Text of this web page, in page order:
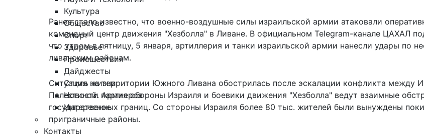
Культура
Общество
Спорт
Здоровье
Происшествия
Дайджесты
Стиль жизни
Новости партнеров
Интересное
Контакты
Ранее стало известно, что военно-воздушные силы израильской армии атаковали
командный центр движения "Хезболла" в Ливане. В официальном Telegram-канале ЦАХАЛ
что утром в пятницу, 5 января, артиллерия и танки израильской армии нанесли удары по
ливанским районам.
Ситуация на территории Южного Ливана обострилась после эскалации конфликта между
Палестиной. Армия обороны Израиля и боевики движения "Хезболла" ведут взаимные
государственных границ. Со стороны Израиля более 80 тыс. жителей были вынуждены
приграничные районы.